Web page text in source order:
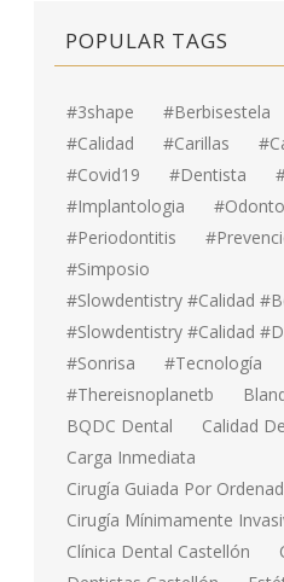
POPULAR TAGS
#3shape #berbisestela
#calidad
#carillas
#covid19
#dentista
#implantologia
#periodontitis
#simposio
#Slowdentistry #calidad
#Slowdentistry #calidad
#sonrisa
#tecnología
#thereisnoplanetb
BQDC Dental
Calidad
Carga Inmediata
Cirugía Guiada Por
Cirugía Mínimamente
Clínica Dental Castellón